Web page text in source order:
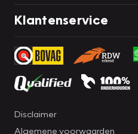
Klantenservice
Disclaimer
Algemene voorwaarden